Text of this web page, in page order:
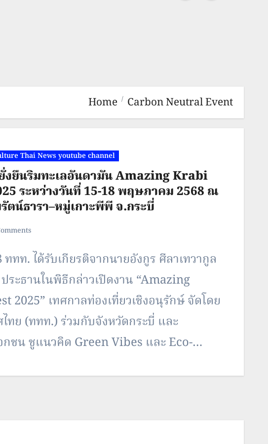
Home Carbon Neutral Event
Thai News youtube channel
งยืนริมทะเลอันดามัน Amazing Krabi
ระหว่างวันที่ 15-18 พฤษภาคม 2568 ณ
น์ธารา–หมู่เกาะพีพี จ.กระบี่
ทท. ได้รับเกียรติจากนายอังกูร ศีลาเทวากูล
ระธานในพิธีกล่าวเปิดงาน “Amazing
2025” เทศกาลท่องเที่ยวเชิงอนุรักษ์ จัดโดย
ไทย (ททท.) ร่วมกับจังหวัดกระบี่ และ
ชน ชูแนวคิด Green Vibes และ Eco-